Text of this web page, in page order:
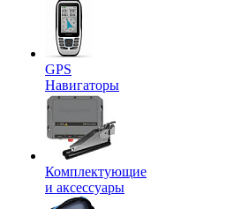
GPS
Навигаторы
Комплектующие
и аксессуары